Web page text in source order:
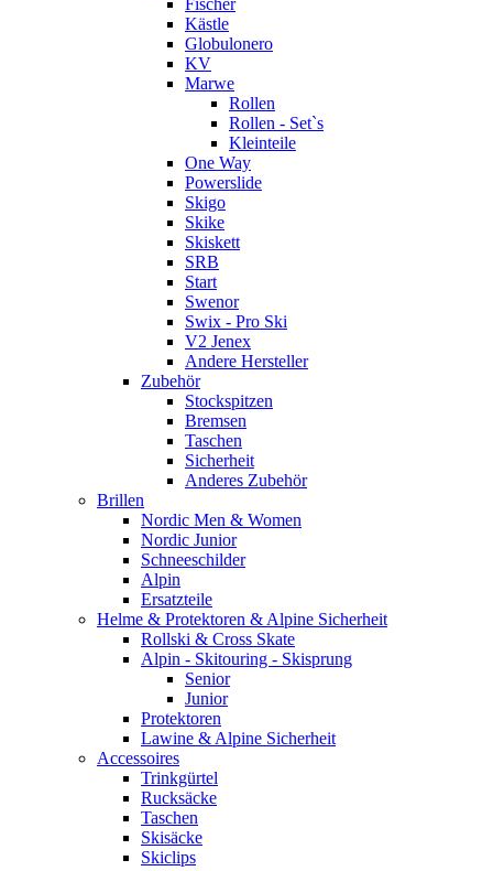
Fischer
Kästle
Globulonero
KV
Marwe
Rollen
Rollen - Set`s
Kleinteile
One Way
Powerslide
Skigo
Skike
Skiskett
SRB
Start
Swenor
Swix - Pro Ski
V2 Jenex
Andere Hersteller
Zubehör
Stockspitzen
Bremsen
Taschen
Sicherheit
Anderes Zubehör
Brillen
Nordic Men & Women
Nordic Junior
Schneeschilder
Alpin
Ersatzteile
Helme & Protektoren & Alpine Sicherheit
Rollski & Cross Skate
Alpin - Skitouring - Skisprung
Senior
Junior
Protektoren
Lawine & Alpine Sicherheit
Accessoires
Trinkgürtel
Rucksäcke
Taschen
Skisäcke
Skiclips